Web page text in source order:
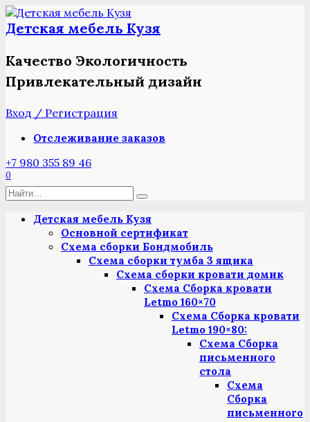
Перейти
к
содержанию
Детская мебель Кузя
Качество Экологичность
Привлекательный дизайн
Вход / Регистрация
Отслеживание заказов
+7 980 355 89 46
0
Search
Детская мебель Кузя
Основной сертификат
Схема сборки Бондмобиль
Схема сборки тумба 3 ящика
Схема сборки кровати домик
Схема Сборка кровати
Letmo 160×70
Схема Сборка кровати
Letmo 190×80:
Схема Сборка
письменного
стола
Схема
Сборка
письменного